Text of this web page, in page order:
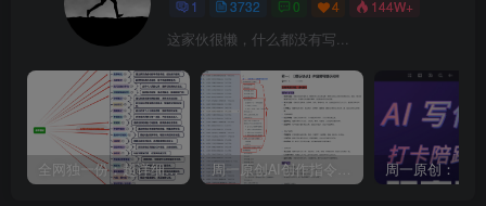
1 3732 0 4 144W+
这家伙很懒，什么都没有写...
全网独一份：超详细的40+个自媒体赛道领域解析手册，让你的内容创作不再局限！ 周一原创AI创作指令词：30+个领域赛道的创作提示词集合